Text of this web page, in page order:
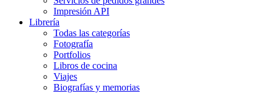
Impresión API
Librería
Todas las categorías
Fotografía
Portfolios
Libros de cocina
Viajes
Biografías y memorias